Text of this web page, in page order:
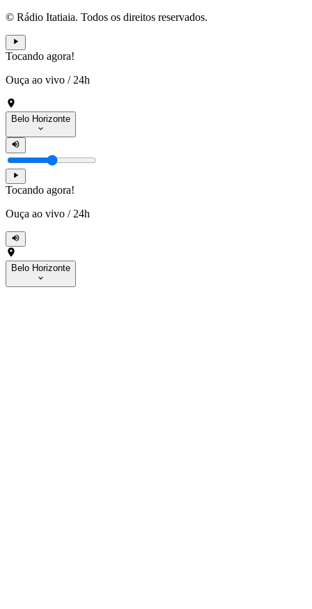
© Rádio Itatiaia. Todos os direitos reservados.
Tocando agora!
Ouça ao vivo / 24h
Belo Horizonte
Tocando agora!
Ouça ao vivo / 24h
Belo Horizonte